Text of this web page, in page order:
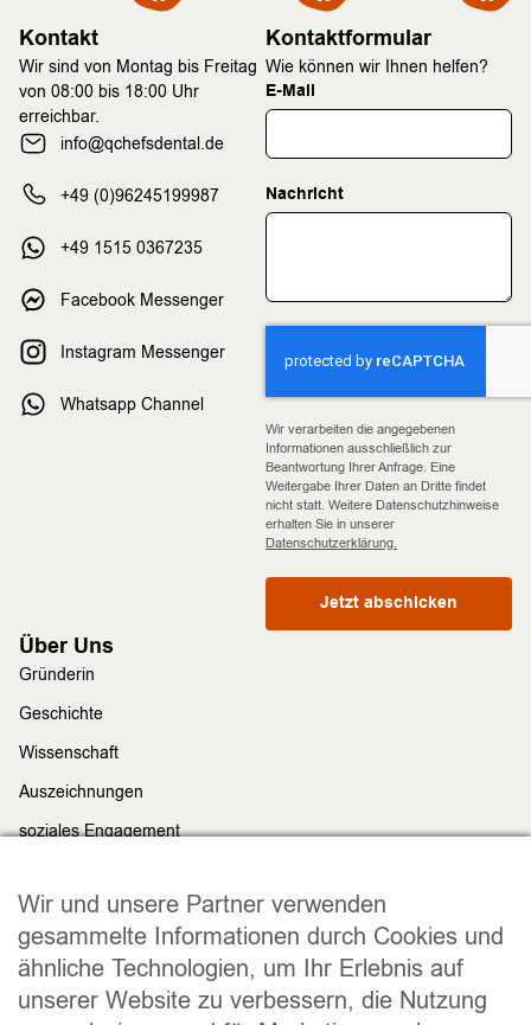
Kontakt
Wir sind von Montag bis Freitag
von 08:00 bis 18:00 Uhr
erreichbar.
info@qchefsdental.de
+49 (0)96245199987
+49 1515 0367235
Facebook Messenger
Instagram Messenger
Whatsapp Channel
Kontaktformular
Wie können wir Ihnen helfen?
E-Mail
Nachricht
Wir verarbeiten die angegebenen
Informationen ausschließlich zur
Beantwortung Ihrer Anfrage. Eine
Weitergabe Ihrer Daten an Dritte findet
nicht statt. Weitere Datenschutzhinweise
erhalten Sie in unserer
Datenschutzerklärung.
Jetzt abschicken
Über Uns
Gründerin
Geschichte
Wissenschaft
Auszeichnungen
soziales Engagement
Rechtliches
Impressum
Datenschutz
Widerrufsrecht
Wir und unsere Partner verwenden
gesammelte Informationen durch Cookies und
ähnliche Technologien, um Ihr Erlebnis auf
unserer Website zu verbessern, die Nutzung